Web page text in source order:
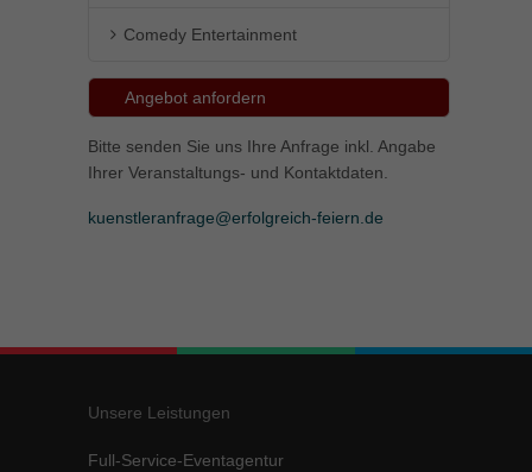
Comedy Entertainment
Angebot anfordern
Bitte senden Sie uns Ihre Anfrage inkl. Angabe
Ihrer Veranstaltungs- und Kontaktdaten.
kuenstleranfrage@erfolgreich-feiern.de
Unsere Leistungen
Full-Service-Eventagentur